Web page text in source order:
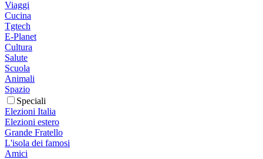
Viaggi
Cucina
Tgtech
E-Planet
Cultura
Salute
Scuola
Animali
Spazio
Speciali
Elezioni Italia
Elezioni estero
Grande Fratello
L'isola dei famosi
Amici